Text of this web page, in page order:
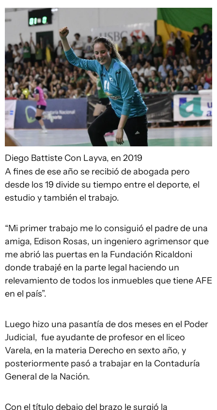
Diego Battiste Con Layva, en 2019
A fines de ese año se recibió de abogada pero
desde los 19 divide su tiempo entre el deporte, el
estudio y también el trabajo.
“Mi primer trabajo me lo consiguió el padre de una
amiga, Edison Rosas, un ingeniero agrimensor que
me abrió las puertas en la Fundación Ricaldoni
donde trabajé en la parte legal haciendo un
relevamiento de todos los inmuebles que tiene AFE
en el país”.
Luego hizo una pasantía de dos meses en el Poder
Judicial, fue ayudante de profesor en el liceo
Varela, en la materia Derecho en sexto año, y
posteriormente pasó a trabajar en la Contaduría
General de la Nación.
Con el título debajo del brazo le surgió la